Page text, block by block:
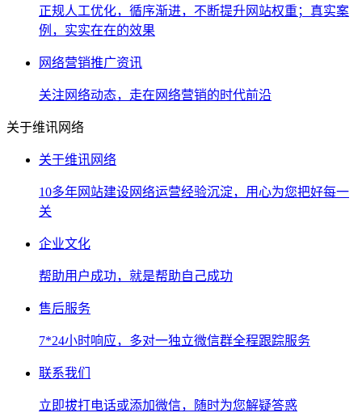
正规人工优化，循序渐进，不断提升网站权重；真实案
例，实实在在的效果
网络营销推广资讯
关注网络动态，走在网络营销的时代前沿
关于维讯网络
关于维讯网络
10多年网站建设网络运营经验沉淀，用心为您把好每一
关
企业文化
帮助用户成功，就是帮助自己成功
售后服务
7*24小时响应，多对一独立微信群全程跟踪服务
联系我们
立即拔打电话或添加微信，随时为您解疑答惑